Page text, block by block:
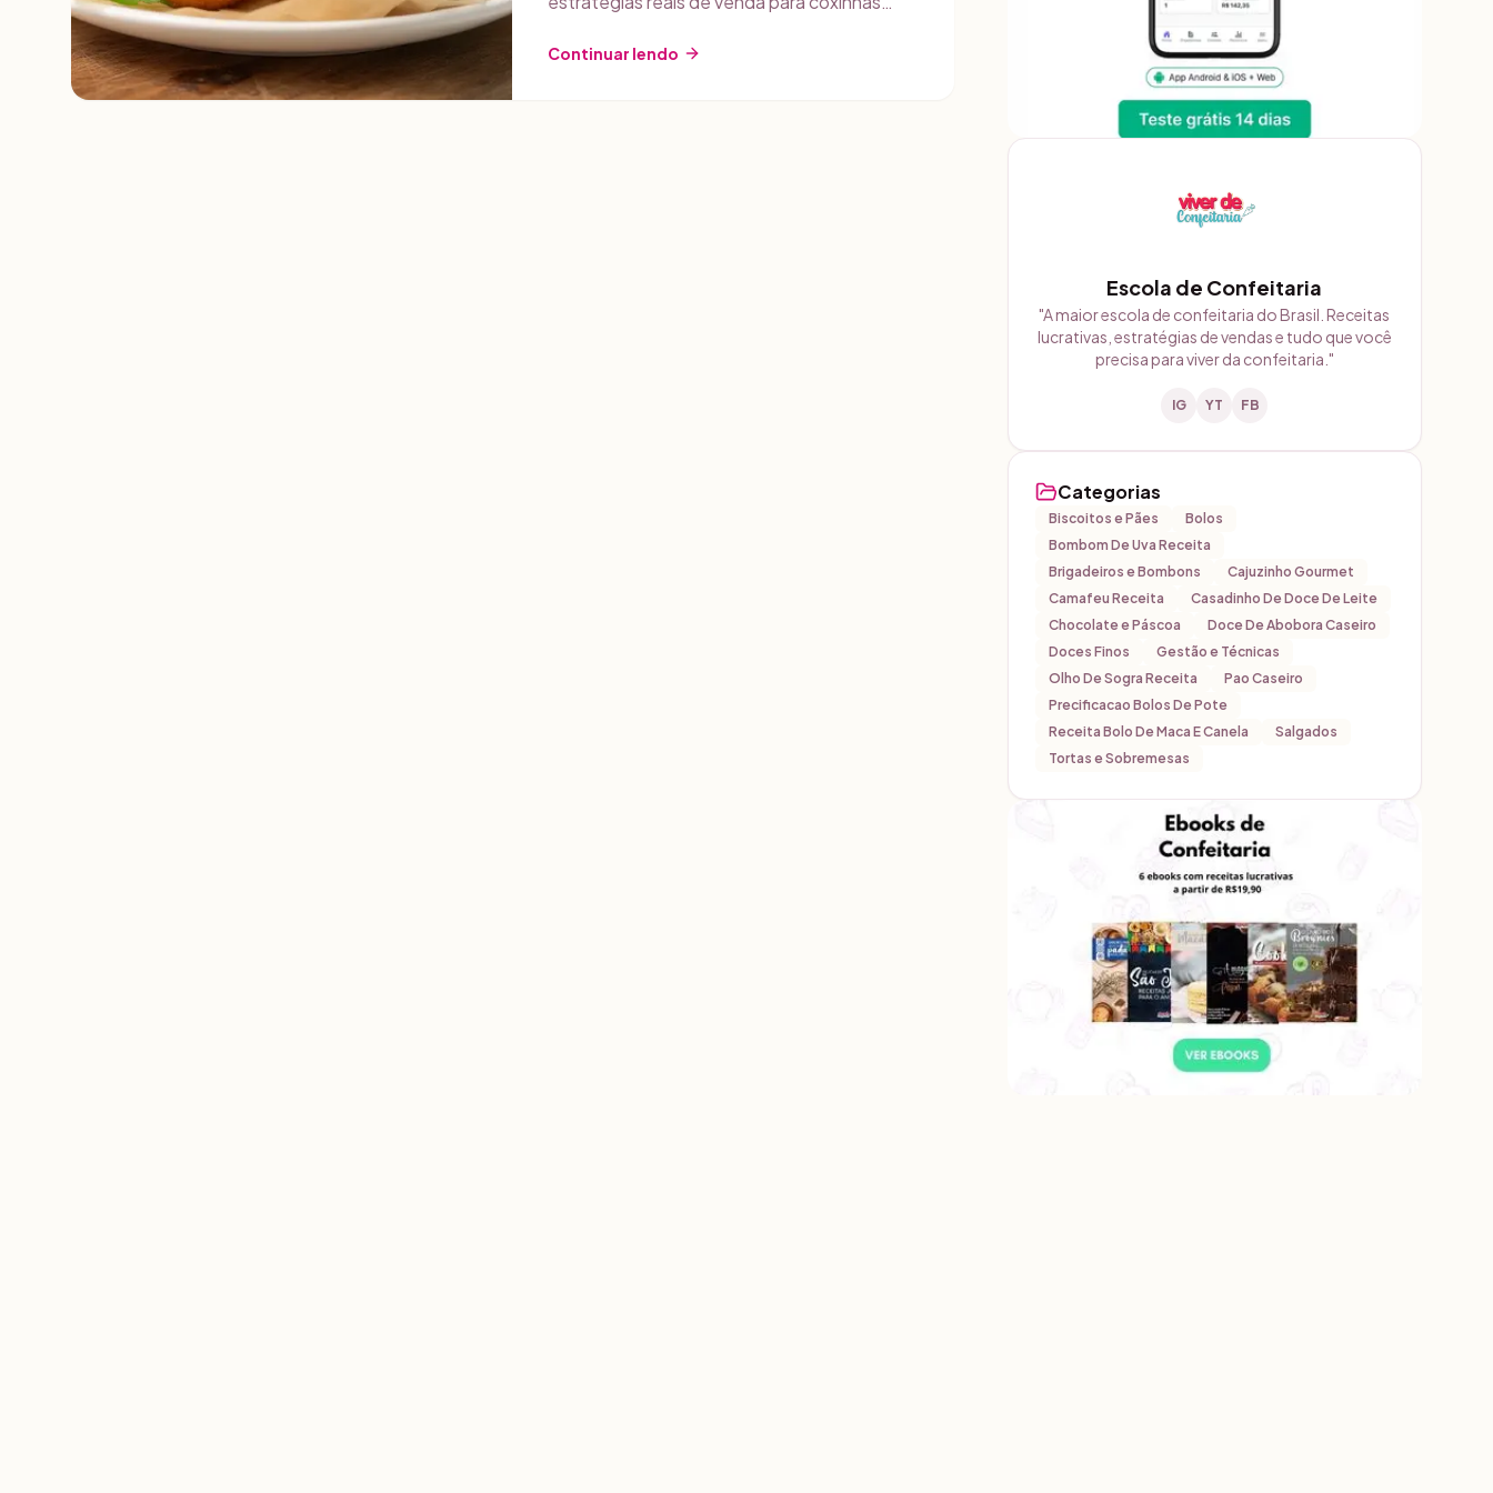
Continuar lendo
Escola de Confeitaria
"A maior escola de confeitaria do Brasil. Receitas
lucrativas, estratégias de vendas e tudo que você
precisa para viver da confeitaria. "
IG YT FB
Categorias
Biscoitos e Pães
Bolos
Bombom De Uva Receita
Brigadeiros e Bombons
Cajuzinho Gourmet
Camafeu Receita
Casadinho De Doce De Leite
Chocolate e Páscoa
Doce De Abobora Caseiro
Doces Finos
Gestão e Técnicas
Olho De Sogra Receita
Pao Caseiro
Precificacao Bolos De Pote
Receita Bolo De Maca E Canela
Salgados
Tortas e Sobremesas